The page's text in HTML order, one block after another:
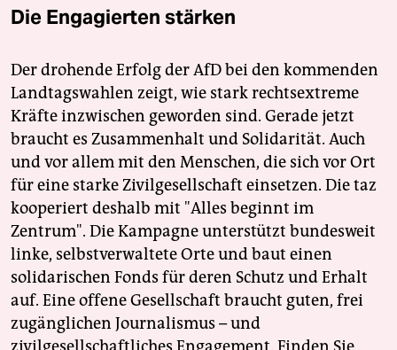
Die Engagierten stärken
Der drohende Erfolg der AfD bei den kommenden
Landtagswahlen zeigt, wie stark rechtsextreme
Kräfte inzwischen geworden sind. Gerade jetzt
braucht es Zusammenhalt und Solidarität. Auch
und vor allem mit den Menschen, die sich vor Ort
für eine starke Zivilgesellschaft einsetzen. Die taz
kooperiert deshalb mit "Alles beginnt im
Zentrum". Die Kampagne unterstützt bundesweit
linke, selbstverwaltete Orte und baut einen
solidarischen Fonds für deren Schutz und Erhalt
auf. Eine offene Gesellschaft braucht guten, frei
zugänglichen Journalismus – und